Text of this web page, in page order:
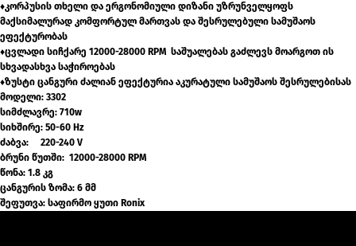
♦კორპუსის თხელი და ერგონომიული დიზანი უზრუნველყოფს
მაქსიმალურად კომფორტულ მართვას და შესრულებული სამუშაოს
ეფექტურობას
♦ცვლადი სიჩქარე 12000-28000 RPM საშუალებას გაძლევს მოარგოთ ის
სხვადასხვა საჭიროებას
♦ზუსტი ცანგური ძალიან ეფექტურია აკურატული სამუშაოს შესრულებისას
მოდელი: 3302
სიმძლავრე: 710w
სიხშირე: 50-60 Hz
ძაბვა: 220-240 V
ბრუნი წუთში: 12000-28000 RPM
წონა: 1.8 კგ
ცანგურის ზომა: 6 მმ
შეფუთვა: საფირმო ყუთი Ronix